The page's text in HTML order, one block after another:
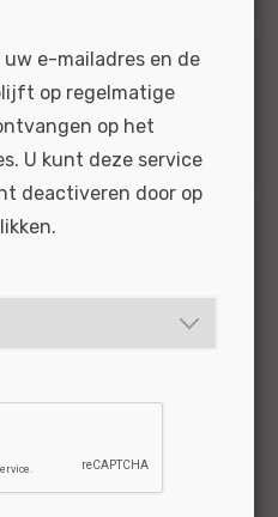
2
e-mailadres en de
op regelmatige
op het
U kunt deze service
deactiveren door op